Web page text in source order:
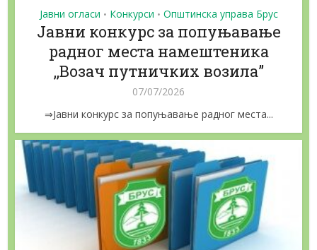
Јавни огласи • Конкурси • Општинска управа Брус
Јавни конкурс за попуњавање
радног места намештеника
,,Возач путничких возила”
07/07/2026
⇒Јавни конкурс за попуњавање радног места...